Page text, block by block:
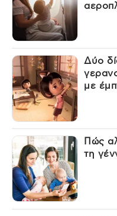
Δύο
με
Πώς
τη